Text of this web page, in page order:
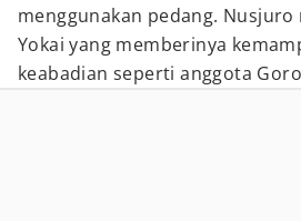
menggunakan pedang.
Yokai yang memberinya
keabadian seperti anggota